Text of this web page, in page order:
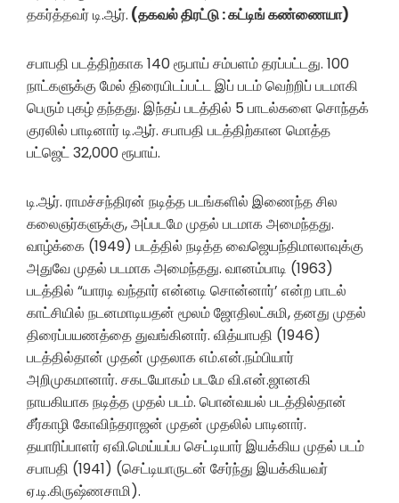
தகர்த்தவர் டி.ஆர். (தகவல் திரட்டு : கட்டிங் கண்ணையா)
சபாபதி படத்திற்காக 140 ரூபாய் சம்பளம் தரப்பட்டது. 100
நாட்களுக்கு மேல் திரையிடப்பட்ட இப் படம் வெற்றிப் படமாகி
பெரும் புகழ் தந்தது. இந்தப் படத்தில் 5 பாடல்களை சொந்தக்
குரலில் பாடினார் டி.ஆர். சபாபதி படத்திற்கான மொத்த
பட்ஜெட் 32,000 ரூபாய்.
டி.ஆர். ராமச்சந்திரன் நடித்த படங்களில் இணைந்த சில
கலைஞர்களுக்கு, அப்படமே முதல் படமாக அமைந்தது.
வாழ்க்கை (1949) படத்தில் நடித்த வைஜெயந்திமாலாவுக்கு
அதுவே முதல் படமாக அமைந்தது. வானம்பாடி (1963)
படத்தில் “யாரடி வந்தார் என்னடி சொன்னார்’ என்ற பாடல்
காட்சியில் நடனமாடியதன் மூலம் ஜோதிலட்சுமி, தனது முதல்
திரைப்பயணத்தை துவங்கினார். வித்யாபதி (1946)
படத்தில்தான் முதன் முதலாக எம்.என்.நம்பியார்
அறிமுகமானார். சகடயோகம் படமே வி.என்.ஜானகி
நாயகியாக நடித்த முதல் படம். பொன்வயல் படத்தில்தான்
சீர்காழி கோவிந்தராஜன் முதன் முதலில் பாடினார்.
தயாரிப்பாளர் ஏவி.மெய்யப்ப செட்டியார் இயக்கிய முதல் படம்
சபாபதி (1941) (செட்டியாருடன் சேர்ந்து இயக்கியவர்
ஏ.டி.கிருஷ்ணசாமி).